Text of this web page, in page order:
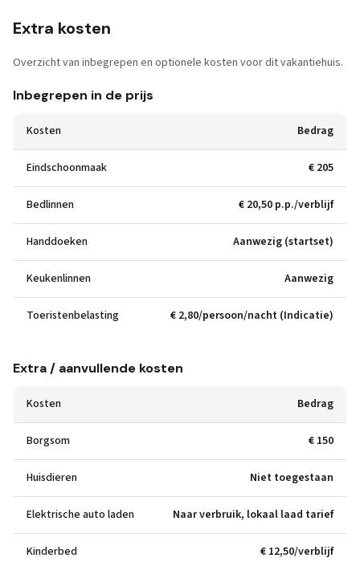
Extra kosten
Overzicht van inbegrepen en optionele kosten voor dit vakantiehuis.
Inbegrepen in de prijs
Kosten Bedrag
Eindschoonmaak € 205
Bedlinnen € 20,50 p.p./verblijf
Handdoeken Aanwezig (startset)
Keukenlinnen Aanwezig
Toeristenbelasting € 2,80/persoon/nacht (Indicatie)
Extra / aanvullende kosten
Kosten Bedrag
Borgsom € 150
Huisdieren Niet toegestaan
Elektrische auto laden Naar verbruik, lokaal laad tarief
Kinderbed € 12,50/verblijf